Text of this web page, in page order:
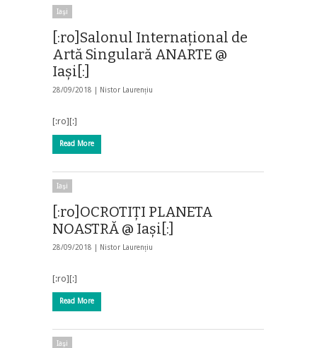
Iaşi
[:ro]Salonul Internațional de
Artă Singulară ANARTE @
Iași[:]
28/09/2018 | Nistor Laurențiu
[:ro][:]
Read More
Iaşi
[:ro]OCROTIȚI PLANETA
NOASTRĂ @ Iași[:]
28/09/2018 | Nistor Laurențiu
[:ro][:]
Read More
Iaşi